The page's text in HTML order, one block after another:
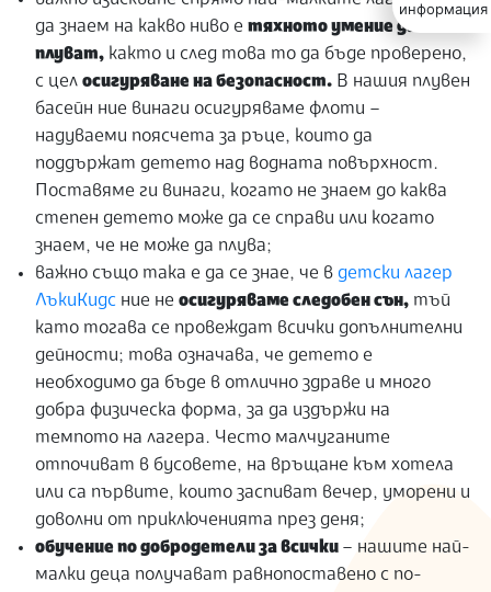
информация
да знаем на какво ниво етяхното умение да
плуват, както и след това то да бъде проверено,
с целосигуряване на безопасност. В нашия плувен
басейн ние винаги осигуряваме флоти –
надуваеми поясчета за ръце, които да
поддържат детето над водната повърхност.
Поставяме ги винаги, когато не знаем до каква
степен детето може да се справи или когато
знаем, че не може да плува;
важно също така е да се знае, че вдетски лагер
ЛъкиКидс ние неосигуряваме следобен сън, тъй
като тогава се провеждат всички допълнителни
дейности; това означава, че детето е
необходимо да бъде в отлично здраве и много
добра физическа форма, за да издържи на
темпото на лагера. Често малчуганите
отпочиват в бусовете, на връщане към хотела
или са първите, които заспиват вечер, уморени и
доволни от приключенията през деня;
обучение по добродетели за всички – нашите най-
малки деца получават равнопоставено с по-